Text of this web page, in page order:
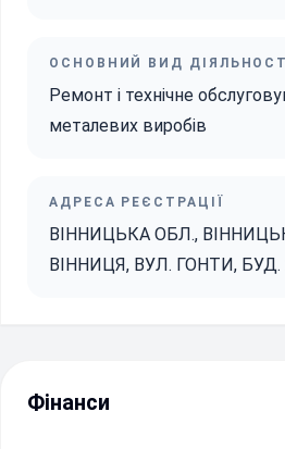
ОСНОВНИЙ ВИД
Ремонт і технічне
металевих виробів
АДРЕСА РЕЄСТРАЦІЇ
ВІННИЦЬКА ОБЛ.,
ВІННИЦЯ, ВУЛ. ГОНТИ, БУД.
Фінанси